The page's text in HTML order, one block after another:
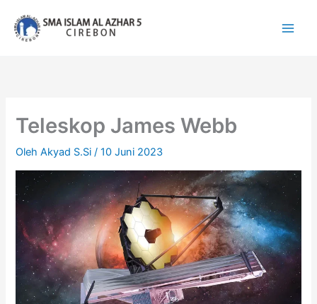
konten
Teleskop James Webb
OlehAkyad S.Si/10 Juni 2023